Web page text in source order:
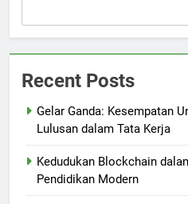
Recent Posts
Gelar Ganda: Kesempatan
Lulusan dalam Tata Kerja
Kedudukan Blockchain
Pendidikan Modern